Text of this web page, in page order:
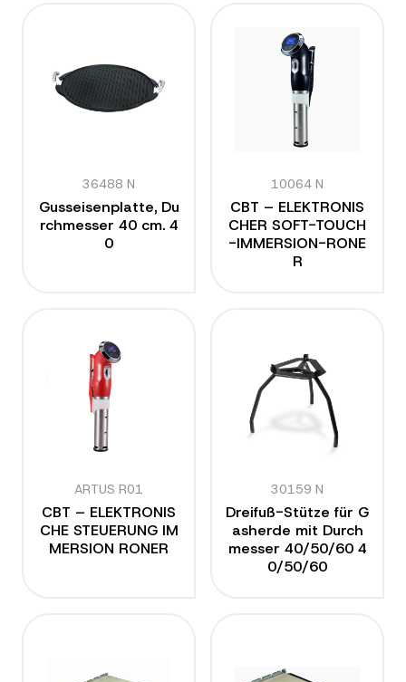
36488 N
Gusseisenplatte, Du
rchmesser 40 cm. 4
0
10064 N
CBT – ELEKTRONIS
CHER SOFT-TOUCH
-IMMERSION-RONE
R
ARTUS R01
CBT – ELEKTRONIS
CHE STEUERUNG IM
MERSION RONER
30159 N
Dreifuß-Stütze für G
asherde mit Durch
messer 40/50/60 4
0/50/60